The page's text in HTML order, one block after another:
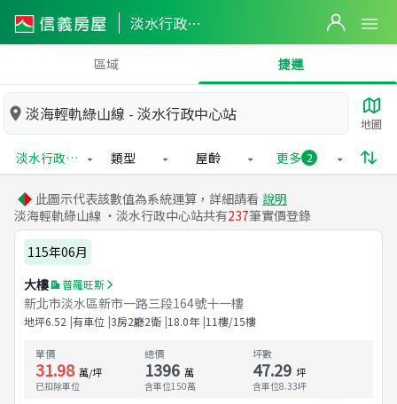
淡水行政中心站實價登錄
區域 捷運
淡海輕軌綠山線 - 淡水行政中心站 地圖
淡水行政中心站 類型 屋齡 更多 2
此圖示代表該數值為系統運算，詳細請看 說明
淡海輕軌綠山線 ・淡水行政中心站共有237筆實價登錄
115年06月
大樓
普羅旺斯
新北市淡水區新市一路三段164號十一樓
地坪6.52 有車位 3房2廳2衛 18.0年 11樓/15樓
單價
31.98 萬/坪
已扣除車位
總價
1396 萬
含車位150萬
坪數
47.29 坪
含車位8.33坪